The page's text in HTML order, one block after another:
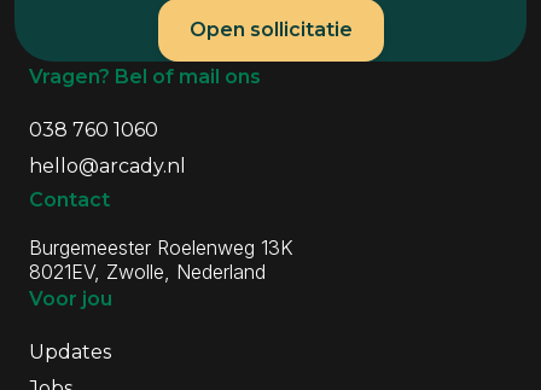
Open sollicitatie
Algemene informatie
Vragen? Bel of mail ons
038 760 1060
hello@arcady.nl
Contact
Burgemeester Roelenweg 13K
8021EV, Zwolle, Nederland
Voor jou
Updates